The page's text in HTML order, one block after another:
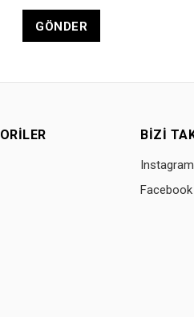
GÖNDER
BIZI
Instagram
Facebook